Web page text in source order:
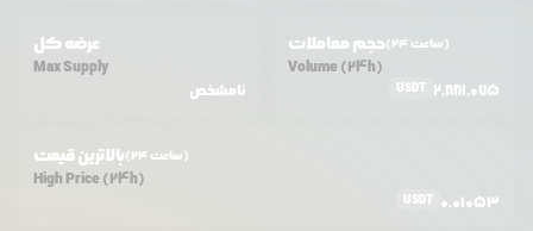
عرضه کل
Max Supply
نامشخص
حجم معاملات (24 ساعت)
Volume (24h)
USDT 2,881,075
بالاترین قیمت (24 ساعت)
High Price (24h)
USDT 0.01053